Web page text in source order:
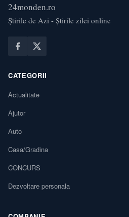
24monden.ro
Știrile de Azi - Știrile zilei online
CATEGORII
Actualitate
Ajutor
Auto
Casa/Gradina
CONCURS
Dezvoltare personala